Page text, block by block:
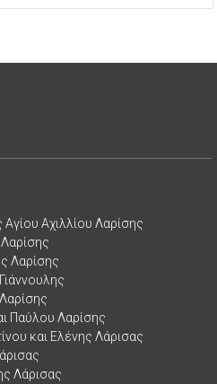
Αχιλλίου Λαρίσης
Λαρίσης
Παύλου Λαρίσης
και Ελένης Λάρισας
Λάρισας